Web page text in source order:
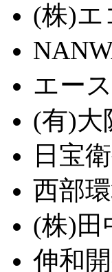
(株)エ
エー
(有)大
日宝
西部
(株)田
伸和